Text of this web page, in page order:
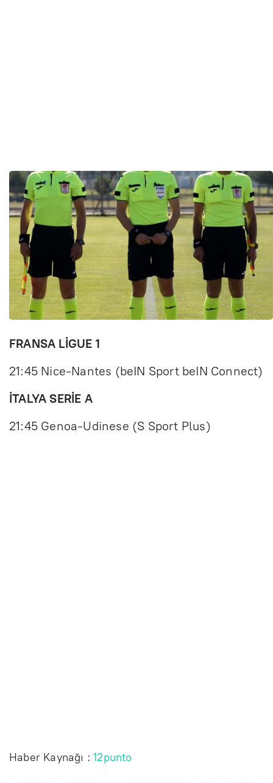
FRANSA LİGUE 1
21:45 Nice-Nantes (beIN Sport beIN Connect)
İTALYA SERİE A
21:45 Genoa-Udinese (S Sport Plus)
Haber Kaynağı :12punto